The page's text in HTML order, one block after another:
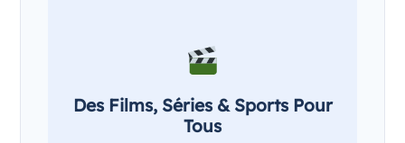
Des Films, Séries & Sports Pour
Tous